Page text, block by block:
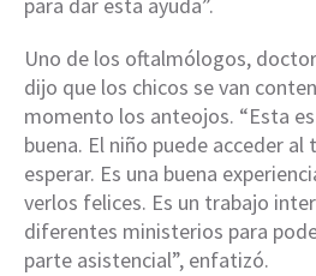
para dar esta ayuda”.
Uno de los oftalmólogos, doctor
dijo que los chicos se van
momento los anteojos. “Esta
buena. El niño puede acceder
esperar. Es una buena
verlos felices. Es un trabajo
diferentes ministerios para
parte asistencial”, enfatizó.